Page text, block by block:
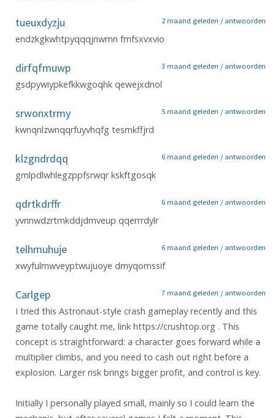
tueuxdyzju 2 maand geleden / antwoorden
endzkgkwhtpyqqqjnwmn fmfsxvxvio
dirfqfmuwp 3 maand geleden / antwoorden
gsdpywiypkefkkwgoqhk qewejxdnol
srwonxtrmy 5 maand geleden / antwoorden
kwnqnlzwnqqrfuyvhqfg tesmkffjrd
klzgndrdqq 6 maand geleden / antwoorden
gmlpdlwhlegzppfsrwqr kskftgosqk
qdrtkdrffr 6 maand geleden / antwoorden
yvnnwdzrtmkddjdmveup qqerrrdylr
telhmuhuje 6 maand geleden / antwoorden
xwyfulmwveyptwujuoye dmyqomssif
Carlgep 7 maand geleden / antwoorden
I tried this Astronaut-style crash gameplay recently and this
game totally caught me, link https://crushtop.org . This
concept is straightforward: a character goes forward while a
multiplier climbs, and you need to cash out right before a
explosion. Larger risk brings bigger profit, and control is key.
Initially I personally played small, mainly so I could learn the